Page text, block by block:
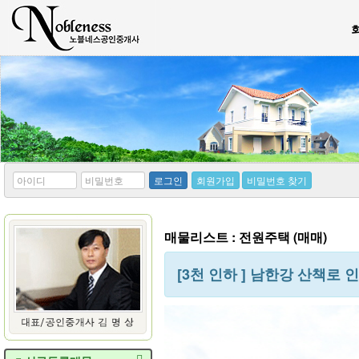
*
아
디
*
비
번
호
로그인 회원가입 비밀번호 찾기
매물리스트 : 전원주택 (매매)
[3천 인하 ] 남한강 산책로